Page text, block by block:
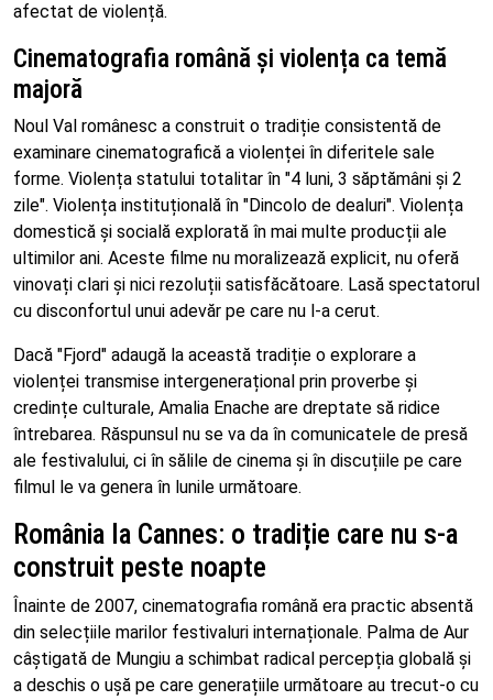
afectat de violență.
Cinematografia română și violența ca temă
majoră
Noul Val românesc a construit o tradiție consistentă de
examinare cinematografică a violenței în diferitele sale
forme. Violența statului totalitar în "4 luni, 3 săptămâni și 2
zile". Violența instituțională în "Dincolo de dealuri". Violența
domestică și socială explorată în mai multe producții ale
ultimilor ani. Aceste filme nu moralizează explicit, nu oferă
vinovați clari și nici rezoluții satisfăcătoare. Lasă spectatorul
cu disconfortul unui adevăr pe care nu l-a cerut.
Dacă "Fjord" adaugă la această tradiție o explorare a
violenței transmise intergenerațional prin proverbe și
credințe culturale, Amalia Enache are dreptate să ridice
întrebarea. Răspunsul nu se va da în comunicatele de presă
ale festivalului, ci în sălile de cinema și în discuțiile pe care
filmul le va genera în lunile următoare.
România la Cannes: o tradiție care nu s-a
construit peste noapte
Înainte de 2007, cinematografia română era practic absentă
din selecțiile marilor festivaluri internaționale. Palma de Aur
câștigată de Mungiu a schimbat radical percepția globală și
a deschis o ușă pe care generațiile următoare au trecut-o cu